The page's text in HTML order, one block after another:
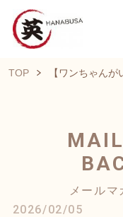
TOP 【ワンちゃんが
メール
2026/02/05